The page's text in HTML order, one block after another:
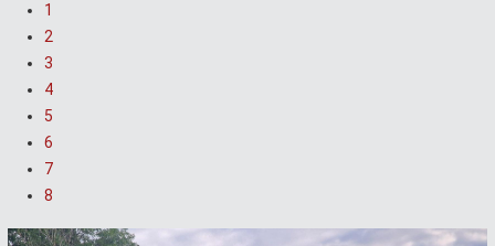
1
2
3
4
5
6
7
8